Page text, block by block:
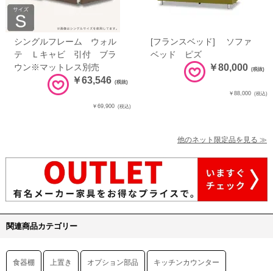
シングルフレーム ウォル
テ Ｌキャビ 引付 ブラ
ウン※マットレス別売
￥63,546 (税抜)
￥69,900 (税込)
[フランスベッド] ソファ
ベッド ピズ
￥80,000 (税抜)
￥88,000 (税込)
他のネット限定品を見る ≫
関連商品カテゴリー
食器棚 上置き オプション部品 キッチンカウンター